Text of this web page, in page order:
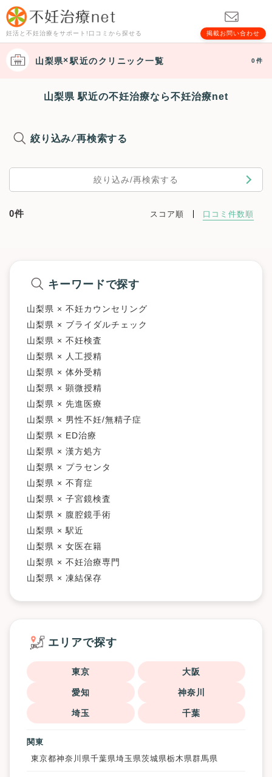
妊活と不妊治療をサポート!口コミから探せる 掲載お問い合わせ
山梨県 駅近のクリニック一覧 0件
山梨県 駅近の不妊治療なら不妊治療net
絞り込み/再検索する
絞り込み/再検索する
0件 スコア順 口コミ件数順
キーワードで探す
山梨県 × 不妊カウンセリング
山梨県 × ブライダルチェック
山梨県 × 不妊検査
山梨県 × 人工授精
山梨県 × 体外受精
山梨県 × 顕微授精
山梨県 × 先進医療
山梨県 × 男性不妊/無精子症
山梨県 × ED治療
山梨県 × 漢方処方
山梨県 × プラセンタ
山梨県 × 不育症
山梨県 × 子宮鏡検査
山梨県 × 腹腔鏡手術
山梨県 × 駅近
山梨県 × 女医在籍
山梨県 × 不妊治療専門
山梨県 × 凍結保存
エリアで探す
東京 大阪
愛知 神奈川
埼玉 千葉
関東
東京都神奈川県千葉県埼玉県茨城県栃木県群馬県